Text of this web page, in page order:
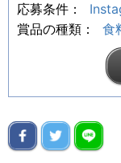
応募条件：
賞品の種類：
食